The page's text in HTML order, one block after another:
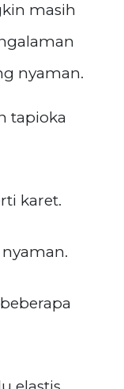
masih
nyaman.
tapioka
karet.